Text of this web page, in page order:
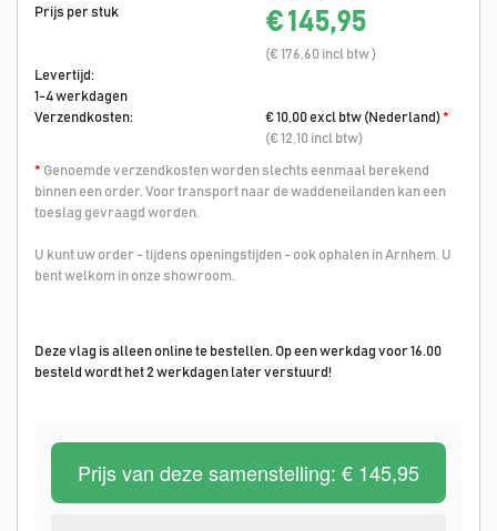
Prijs per stuk
€ 145,95
(€ 176,60 incl btw )
Levertijd:
1-4 werkdagen
Verzendkosten:
€ 10,00 excl btw (Nederland)*
(€ 12,10 incl btw)
* Genoemde verzendkosten worden slechts eenmaal berekend
binnen een order. Voor transport naar de waddeneilanden kan een
toeslag gevraagd worden.
U kunt uw order - tijdens openingstijden - ook ophalen in Arnhem. U
bent welkom in onze showroom.
Deze vlag is alleen online te bestellen. Op een werkdag voor 16.00
besteld wordt het 2 werkdagen later verstuurd!
Prijs van deze samenstelling: € 145,95